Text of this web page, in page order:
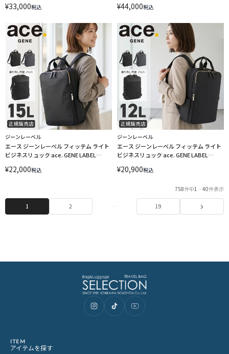
A.L.I ASIA LUGGAGE デカかるEdge2 ALI-
¥33,000税込
輪 双輪 A.L.I Asia Luggage デカかる
¥44,000税込
ジーンレーベル
エース ジーンレーベル フィッテム ライト
ビジネスリュック ace. GENE LABEL
¥22,000税込
ジーンレーベル
エース ジーンレーベル フィッテム ライト
ビジネスリュック ace. GENE LABEL
¥20,900税込
758件中1 - 40件表示
1 2 … 19
ITEM
アイテムを探す